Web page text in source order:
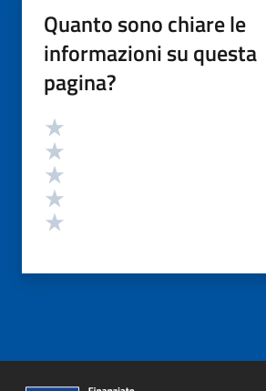
Quanto sono chiare le
informazioni su questa
pagina?
Valutazione